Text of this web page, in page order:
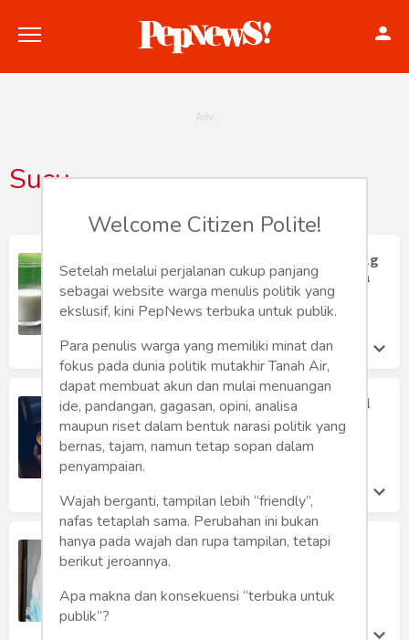
Hankam
Internasional
Bisnis
Humaniora
Sketsa
Tekno
Gaya
Wisata
Wanita
Susu
Keunggulan Susu Kambing Dibanding
Susu Sapi: Manfaat dan Nilai Tambah
Kesehatan
Kholiq Fadhilah
Kopi dengan Susu Mungkin Memiliki
Efek Anti-inflamasi
Suko Waspodo
Senin 6 Feb, 2023
Penemu Susu Khusus Anak Autis Ini
Begitu Membela Anak Autisnya
Kamis 15 Nov, 2018
Welcome Citizen Polite!
Setelah melalui perjalanan cukup panjang
sebagai website warga menulis politik yang
ekslusif, kini PepNews terbuka untuk publik.
Para penulis warga yang memiliki minat dan
fokus pada dunia politik mutakhir Tanah Air,
dapat membuat akun dan mulai menuangan
ide, pandangan, gagasan, opini, analisa
maupun riset dalam bentuk narasi politik yang
bernas, tajam, namun tetap sopan dalam
penyampaian.
Wajah berganti, tampilan lebih “friendly”,
nafas tetaplah sama. Perubahan ini bukan
hanya pada wajah dan rupa tampilan, tetapi
berikut jeroannya.
Apa makna dan konsekuensi “terbuka untuk
publik”?